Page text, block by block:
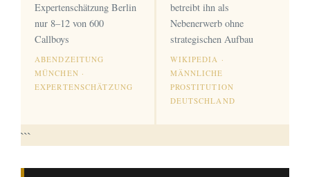
Expertenschätzung Berlin
nur 8–12 von 600
Callboys
ABENDZEITUNG
MÜNCHEN ·
EXPERTENSCHÄTZUNG
betreibt ihn als
Nebenerwerb ohne
strategischen Aufbau
WIKIPEDIA ·
MÄNNLICHE
PROSTITUTION
DEUTSCHLAND
```